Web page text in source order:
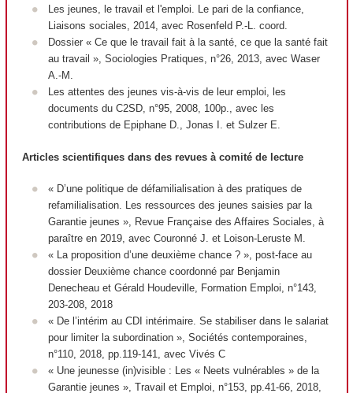
Les jeunes, le travail et l'emploi. Le pari de la confiance,
Liaisons sociales, 2014, avec Rosenfeld P.-L. coord.
Dossier « Ce que le travail fait à la santé, ce que la santé fait
au travail », Sociologies Pratiques, n°26, 2013, avec Waser
A.-M.
Les attentes des jeunes vis-à-vis de leur emploi, les
documents du C2SD, n°95, 2008, 100p., avec les
contributions de Epiphane D., Jonas I. et Sulzer E.
Articles scientifiques dans des revues à comité de lecture
« D’une politique de défamilialisation à des pratiques de
refamilialisation. Les ressources des jeunes saisies par la
Garantie jeunes », Revue Française des Affaires Sociales, à
paraître en 2019, avec Couronné J. et Loison-Leruste M.
« La proposition d’une deuxième chance ? », post-face au
dossier Deuxième chance coordonné par Benjamin
Denecheau et Gérald Houdeville, Formation Emploi, n°143,
203-208, 2018
« De l’intérim au CDI intérimaire. Se stabiliser dans le salariat
pour limiter la subordination », Sociétés contemporaines,
n°110, 2018, pp.119-141, avec Vivés C
« Une jeunesse (in)visible : Les « Neets vulnérables » de la
Garantie jeunes », Travail et Emploi, n°153, pp.41-66, 2018,